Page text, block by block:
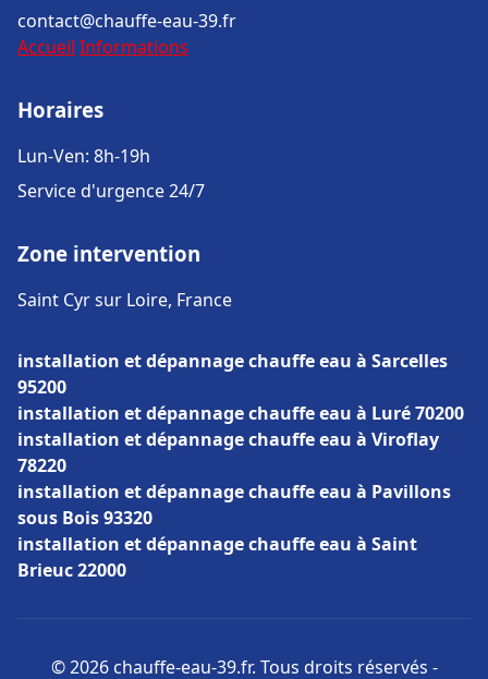
contact@chauffe-eau-39.fr
Accueil Informations
Horaires
Lun-Ven: 8h-19h
Service d'urgence 24/7
Zone intervention
Saint Cyr sur Loire, France
installation et dépannage chauffe eau à Sarcelles
95200
installation et dépannage chauffe eau à Luré 70200
installation et dépannage chauffe eau à Viroflay
78220
installation et dépannage chauffe eau à Pavillons
sous Bois 93320
installation et dépannage chauffe eau à Saint
Brieuc 22000
© 2026 chauffe-eau-39.fr. Tous droits réservés -